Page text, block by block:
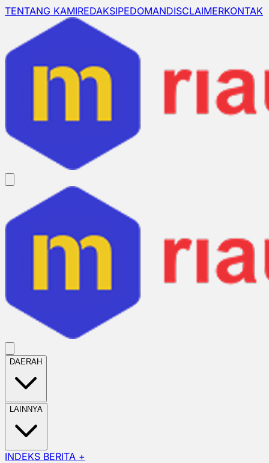
TENTANG KAMIREDAKSIPEDOMANDISCLAIMERKONTAK
DAERAH
LAINNYA
INDEKS BERITA +